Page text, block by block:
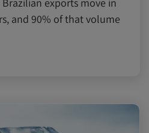
Logistics Africa
and 90% of that volume